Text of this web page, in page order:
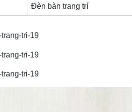
Đèn bàn trang trí